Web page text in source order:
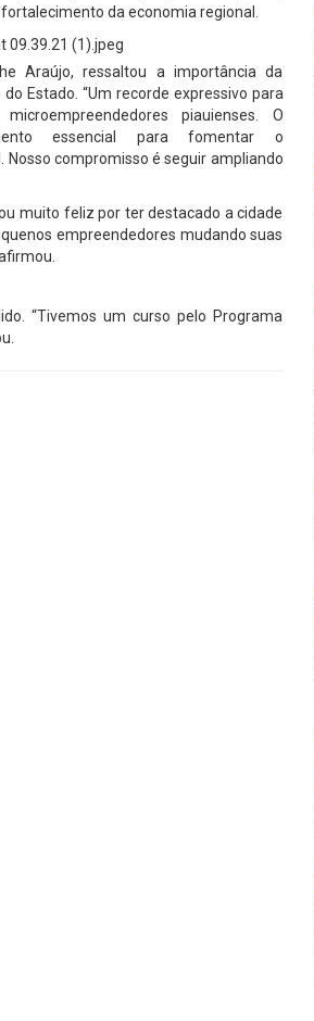
da economia regional.
Araújo, ressaltou a importância da
Estado. “Um recorde expressivo para
piauienses. O
essencial para fomentar o
compromisso é seguir ampliando
muito feliz por ter destacado a cidade
empreendedores mudando suas
“Tivemos um curso pelo Programa